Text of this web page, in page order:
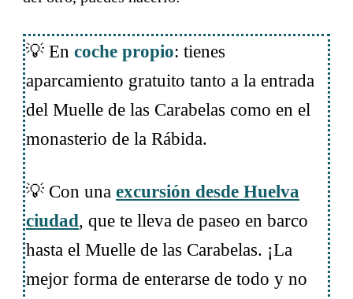
💡 En coche propio: tienes
aparcamiento gratuito tanto a la entrada
del Muelle de las Carabelas como en el
monasterio de la Rábida.
💡 Con una excursión desde Huelva
ciudad, que te lleva de paseo en barco
hasta el Muelle de las Carabelas. ¡La
mejor forma de enterarse de todo y no